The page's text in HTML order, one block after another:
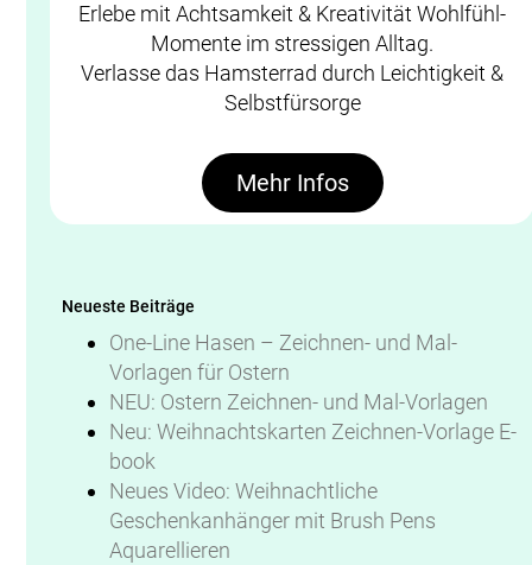
Erlebe mit Achtsamkeit & Kreativität Wohlfühl-
Momente im stressigen Alltag.
Verlasse das Hamsterrad durch Leichtigkeit &
Selbstfürsorge
Mehr Infos
Neueste Beiträge
One-Line Hasen – Zeichnen- und Mal-
Vorlagen für Ostern
NEU: Ostern Zeichnen- und Mal-Vorlagen
Neu: Weihnachtskarten Zeichnen-Vorlage E-
book
Neues Video: Weihnachtliche
Geschenkanhänger mit Brush Pens
Aquarellieren